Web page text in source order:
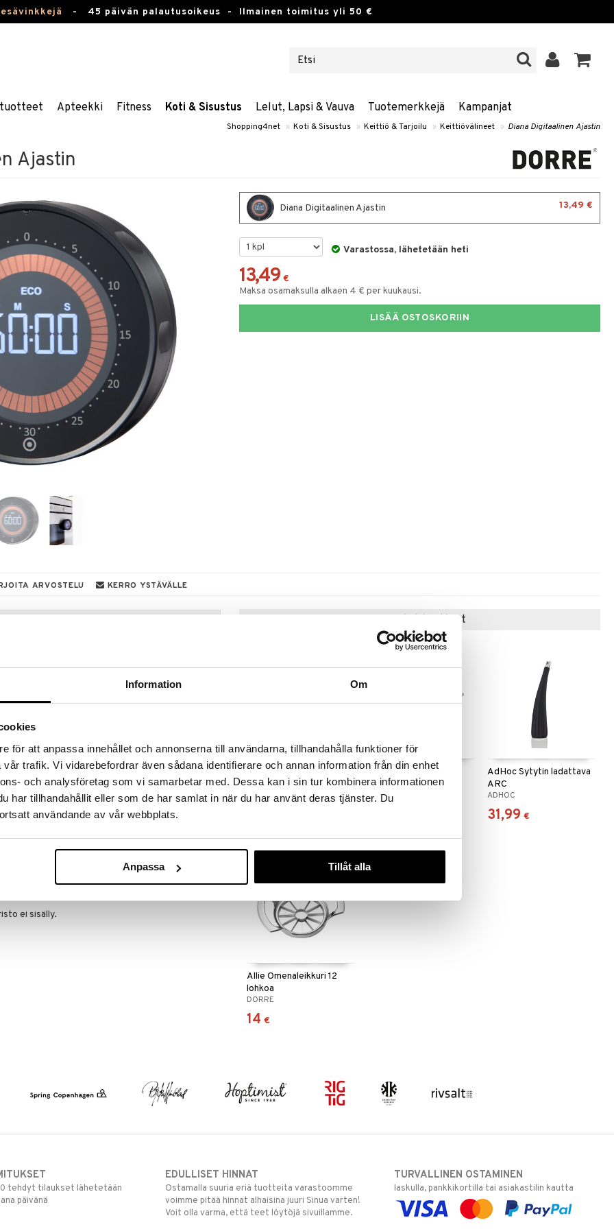
Information Om
för att anpassa innehållet och annonserna till användarna, tillhandahålla funktioner för
trafik. Vi vidarebefordrar även sådana identifierare och annan information från din enhet
och analysföretag som vi samarbetar med. Dessa kan i sin tur kombinera informationen
har tillhandahållit eller som de har samlat in när du har använt deras tjänster. Du
användande av vår webbplats.
Anpassa Tillåt alla
- 45 päivän palautusoikeus - Ilmainen toimitus yli 50 €
Apteekki Fitness Koti & Sisustus Lelut, Lapsi & Vauva Tuotemerkkejä Kampanjat
Shopping4net » Koti & Sisustus » Keittiö & Tarjoilu » Keittiövälineet » Diana Digitaalinen Ajastin
Ajastin
Diana Digitaalinen Ajastin 13,49 €
Varastossa, lähetetään heti
13,49 €
Maksa osamaksulla alkaen 4 € per kuukausi.
LISÄÄ OSTOSKORIIN
ARVOSTELU KERRO YSTÄVÄLLE
hinnoilla!
31.8.2026 asti mutta ole nopea -
voivat päästä loppumaan!
LED-näyttö ja helppo asetus. Täydellinen
ajastukseen kotona. Aseta se pöydälle tai kiinnitä
ajan seuraamisesta helppoa 0-60 minuuttia.
ei sisälly.
Suositut tuotteet
vaihtoehtona
Mila Mittakannu
DORRE
Pihvipihdit
EXXENT
AdHoc Sytytin ladattava
ARC
ADHOC
31,99 €
Allie Omenaleikkuri 12
lohkoa
DORRE
14 €
tehdyt tilaukset lähetetään
päivänä
EDULLISET HINNAT
Ostamalla suuria eriä tuotteita varastoomme
voimme pitää hinnat alhaisina juuri Sinua varten!
Voit olla varma, että teet löytöjä sivuillamme.
TURVALLINEN OSTAMINEN
laskulla, pankkikortilla tai asiakastilin kautta